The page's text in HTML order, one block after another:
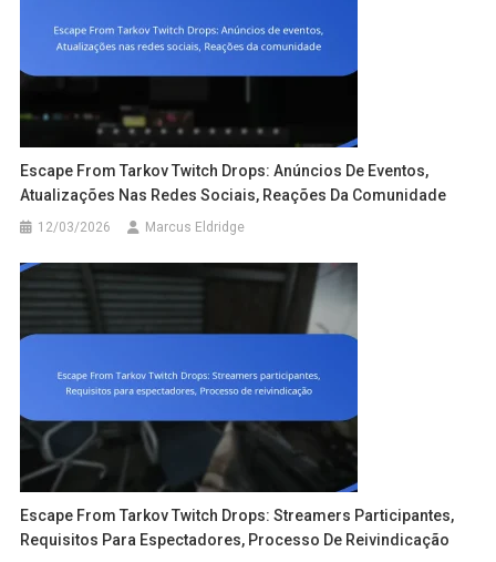
Escape From Tarkov Twitch Drops: Anúncios De Eventos,
Atualizações Nas Redes Sociais, Reações Da Comunidade
12/03/2026 Marcus Eldridge
Escape From Tarkov Twitch Drops: Streamers Participantes,
Requisitos Para Espectadores, Processo De Reivindicação